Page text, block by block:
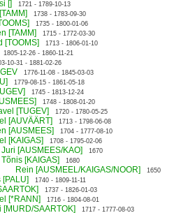
[] 1721 - 1789-10-13
1738 - 1783-09-30
1735 - 1800-01-06
[TAMM] 1715 - 1772-03-30
[TOOMS] 1713 - 1806-01-10
1805-12-26 - 1860-11-21
10-31 - 1881-02-26
1776-11-08 - 1845-03-03
1779-08-15 - 1861-05-18
1745 - 1813-12-24
1748 - 1808-01-20
[TUGEV] 1720 - 1780-05-25
[AUVÄÄRT] 1713 - 1798-06-08
[AUSMEES] 1704 - 1777-08-10
[KAIGAS] 1708 - 1795-02-06
Juri [AUSMEES/KAO] 1670
Tõnis [KAIGAS] 1680
Rein [AUSMEEL/KAIGAS/NOOR] 1650
1740 - 1809-11-11
1737 - 1826-01-03
[*RANN] 1716 - 1804-08-01
[MURD/SAARTOK] 1717 - 1777-08-03